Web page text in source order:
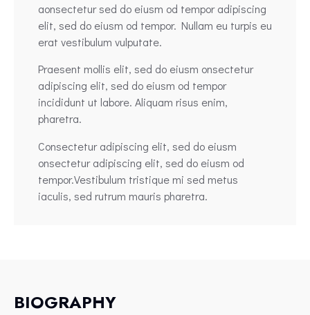
aonsectetur sed do eiusm od tempor adipiscing
elit, sed do eiusm od tempor. Nullam eu turpis eu
erat vestibulum vulputate.
Praesent mollis elit, sed do eiusm onsectetur
adipiscing elit, sed do eiusm od tempor
incididunt ut labore. Aliquam risus enim,
pharetra.
Consectetur adipiscing elit, sed do eiusm
onsectetur adipiscing elit, sed do eiusm od
tempor.Vestibulum tristique mi sed metus
iaculis, sed rutrum mauris pharetra.
BIOGRAPHY